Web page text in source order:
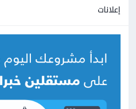
إعلانات